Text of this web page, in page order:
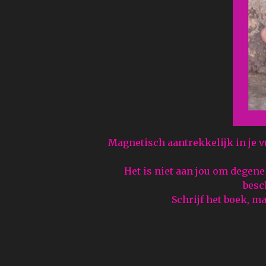
Magnetisch aantrekkelijk in je
Het is niet aan jou om
Schrijf het boek,